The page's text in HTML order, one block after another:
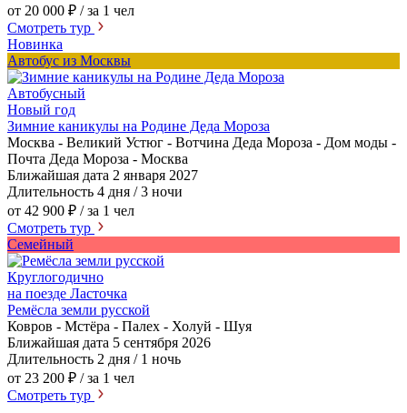
от 20 000 ₽ / за 1 чел
Смотреть тур
Новинка
Автобус из Москвы
Автобусный
Новый год
Зимние каникулы на Родине Деда Мороза
Москва - Великий Устюг - Вотчина Деда Мороза - Дом моды -
Почта Деда Мороза - Москва
Ближайшая дата 2 января 2027
Длительность 4 дня / 3 ночи
от 42 900 ₽ / за 1 чел
Смотреть тур
Семейный
Круглогодично
на поезде Ласточка
Ремёсла земли русской
Ковров - Мстёра - Палех - Холуй - Шуя
Ближайшая дата 5 сентября 2026
Длительность 2 дня / 1 ночь
от 23 200 ₽ / за 1 чел
Смотреть тур